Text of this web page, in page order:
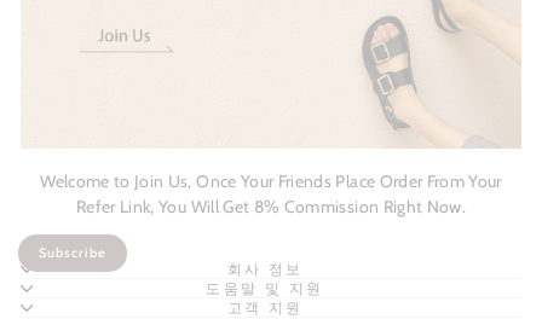
Welcome to Join Us, Once Your Friends Place Order From Your
Refer Link, You Will Get 8% Commission Right Now.
회사 정보
도움말 및 지원
고객 지원
Subscribe